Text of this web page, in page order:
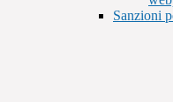
Sanzioni